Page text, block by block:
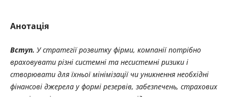
Анотація
Вступ. У стратегії розвитку фірми, компанії потрібно
враховувати різні системні та несистемні ризики і
створювати для їхньої мінімізації чи уникнення необхідні
фінансові джерела у формі резервів, забезпечень, страхових